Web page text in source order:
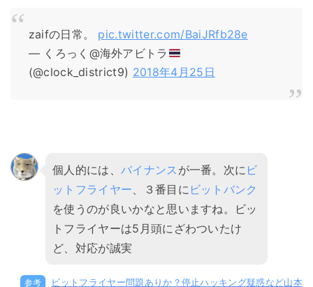
zaifの日常。 pic.twitter.com/BaiJRfb28e
— くろっく@海外アビトラ
(@clock_district9) 2018年4月25日
個人的には、 バイナンス が一番。次に ビ
ットフライヤー 、３番目に ビットバンク
を使うのが良いかなと思いますね。ビッ
トフライヤーは5月頭にざわついたけ
ど、対応が誠実
参考
ビットフライヤー問題ありか？停止ハッキング疑惑など山本